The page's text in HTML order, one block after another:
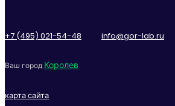
+7 (495) 021-54-48 info@gor-lab.ru
Ваш город Королев
карта сайта